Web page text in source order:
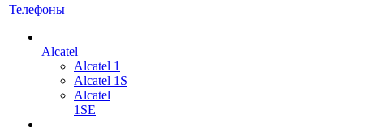
Телефоны
Alcatel
Alcatel 1
Alcatel 1S
Alcatel
1SE